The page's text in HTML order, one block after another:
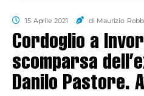
15 Aprile 2021 di Maurizio
Cordoglio a
scomparsa
Danilo Pastore.